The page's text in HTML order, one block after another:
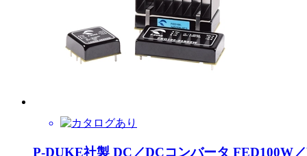
P-DUKE社製 DC／DCコンバータ FED100W